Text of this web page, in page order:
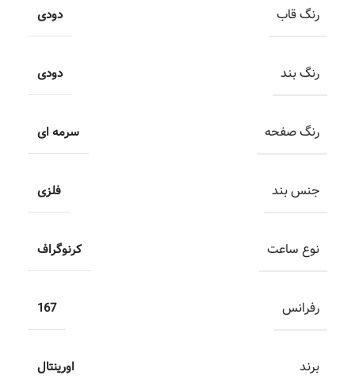
رنگ قاب دودی
رنگ بند دودی
رنگ صفحه سرمه ای
جنس بند فلزی
نوع ساعت کرنوگراف
رفرانس 167
برند اورینتال